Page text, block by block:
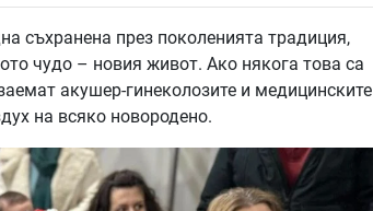
съхранена през поколенията традиция,
чудо – новия живот. Ако някога това са
акушер-гинеколозите и медицинските
на всяко новородено.